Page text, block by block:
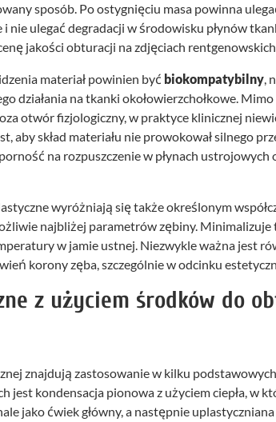
sposób. Po ostygnięciu masa powinna
nie ulegać degradacji w środowisku płynów
jakości obturacji na zdjęciach
materiał powinien być biokompatybilny,
działania na tkanki okołowierzchołkowe.
otwór fizjologiczny, w praktyce klinicznej
aby skład materiału nie prowokował silnego
na rozpuszczenie w płynach ustrojowych
wyróżniają się także określonym
najbliżej parametrów zębiny.
w jamie ustnej. Niezwykle ważna jest
korony zęba, szczególnie w odcinku
z użyciem środków do
znajdują zastosowanie w kilku
jest kondensacja pionowa z użyciem ciepła, w
jako ćwiek główny, a następnie